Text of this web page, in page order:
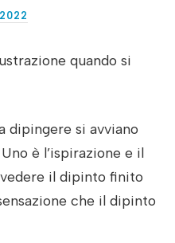
quando si
dipingere si avviano
è l’ispirazione e il
il dipinto finito
che il dipinto